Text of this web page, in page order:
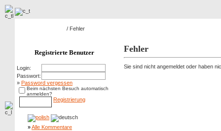
/ Fehler
Registrierte Benutzer
Login:
Passwort:
» Password vergessen
Beim nächsten Besuch automatisch
anmelden?
Registrierung
»Alle Kommentare
Fehler
Sie sind nicht angemeldet oder haben